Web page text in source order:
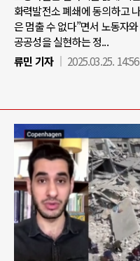
화력발전소 폐쇄에 동의하고
은 멈출 수 없다”면서 노동자
공공성을 실현하는 정...
류민 기자
2025.03.25. 14:56